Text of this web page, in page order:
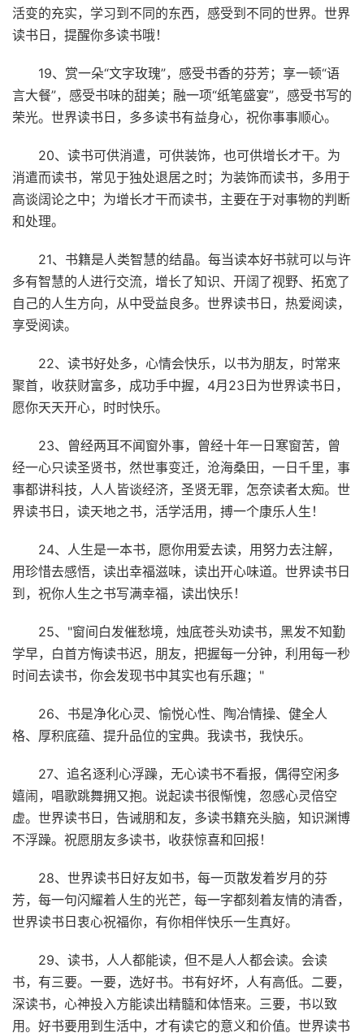
活变的充实，学习到不同的东西，感受到不同的世界。世界
读书日，提醒你多读书哦！
19、赏一朵“文字玫瑰”，感受书香的芬芳；享一顿“语
言大餐”，感受书味的甜美；融一项“纸笔盛宴”，感受书写的
荣光。世界读书日，多多读书有益身心，祝你事事顺心。
20、读书可供消遣，可供装饰，也可供增长才干。为
消遣而读书，常见于独处退居之时；为装饰而读书，多用于
高谈阔论之中；为增长才干而读书，主要在于对事物的判断
和处理。
21、书籍是人类智慧的结晶。每当读本好书就可以与许
多有智慧的人进行交流，增长了知识、开阔了视野、拓宽了
自己的人生方向，从中受益良多。世界读书日，热爱阅读，
享受阅读。
22、读书好处多，心情会快乐，以书为朋友，时常来
聚首，收获财富多，成功手中握，4月23日为世界读书日，
愿你天天开心，时时快乐。
23、曾经两耳不闻窗外事，曾经十年一日寒窗苦，曾
经一心只读圣贤书，然世事变迁，沧海桑田，一日千里，事
事都讲科技，人人皆谈经济，圣贤无罪，怎奈读者太痴。世
界读书日，读天地之书，活学活用，搏一个康乐人生！
24、人生是一本书，愿你用爱去读，用努力去注解，
用珍惜去感悟，读出幸福滋味，读出开心味道。世界读书日
到，祝你人生之书写满幸福，读出快乐！
25、"窗间白发催愁境，烛底苍头劝读书，黑发不知勤
学早，白首方悔读书迟，朋友，把握每一分钟，利用每一秒
时间去读书，你会发现书中其实也有乐趣；"
26、书是净化心灵、愉悦心性、陶冶情操、健全人
格、厚积底蕴、提升品位的宝典。我读书，我快乐。
27、追名逐利心浮躁，无心读书不看报，偶得空闲多
嬉闹，唱歌跳舞拥又抱。说起读书很惭愧，忽感心灵倍空
虚。世界读书日，告诫朋和友，多读书籍充头脑，知识渊博
不浮躁。祝愿朋友多读书，收获惊喜和回报！
28、世界读书日好友如书，每一页散发着岁月的芬
芳，每一句闪耀着人生的光芒，每一字都刻着友情的清香，
世界读书日衷心祝福你，有你相伴快乐一生真好。
29、读书，人人都能读，但不是人人都会读。会读
书，有三要。一要，选好书。书有好坏，人有高低。二要，
深读书，心神投入方能读出精髓和体悟来。三要，书以致
用。好书要用到生活中，才有读它的意义和价值。世界读书